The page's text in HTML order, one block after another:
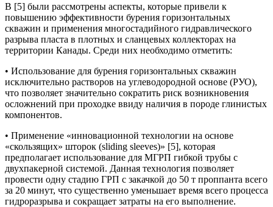
В [5] были рассмотрены аспекты, которые привели к
повышению эффективности бурения горизонтальных
скважин и применения многостадийного гидравлического
разрыва пласта в плотных и сланцевых коллекторах на
территории Канады. Среди них необходимо отметить:
• Использование для бурения горизонтальных скважин
исключительно растворов на углеводородной основе (РУО),
что позволяет значительно сократить риск возникновения
осложнений при проходке ввиду наличия в породе глинистых
компонентов.
• Применение «инновационной технологии на основе
«скользящих» шторок (sliding sleeves)» [5], которая
предполагает использование для МГРП гибкой трубы с
двухпакерной системой. Данная технология позволяет
провести одну стадию ГРП с закачкой до 50 т проппанта всего
за 20 минут, что существенно уменьшает время всего процесса
гидроразрыва и сокращает затраты на его выполнение.